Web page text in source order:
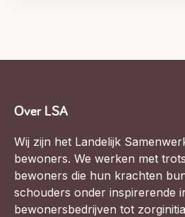
Over LSA
Wij zijn het Landelijk
bewoners. We werken met
bewoners die hun krachten
schouders onder inspirerende
bewonersbedrijven tot